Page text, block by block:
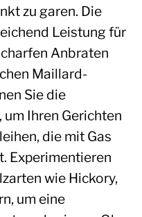
zu garen. Die
Leistung für
Anbraten
Maillard-
Sie die
Ihren Gerichten
die mit Gas
Experimentieren
wie Hickory,
um eine